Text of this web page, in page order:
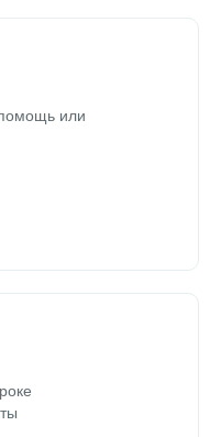
или